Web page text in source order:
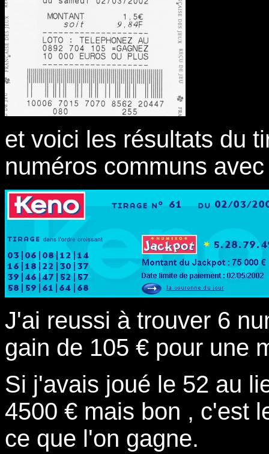
et voici les résultats du
numéros communs
J'ai reussi à trouver 6
gain de 105 € pour une
Si j'avais joué le 52 au
4500 € mais bon , c'est
ce que l'on gagne.